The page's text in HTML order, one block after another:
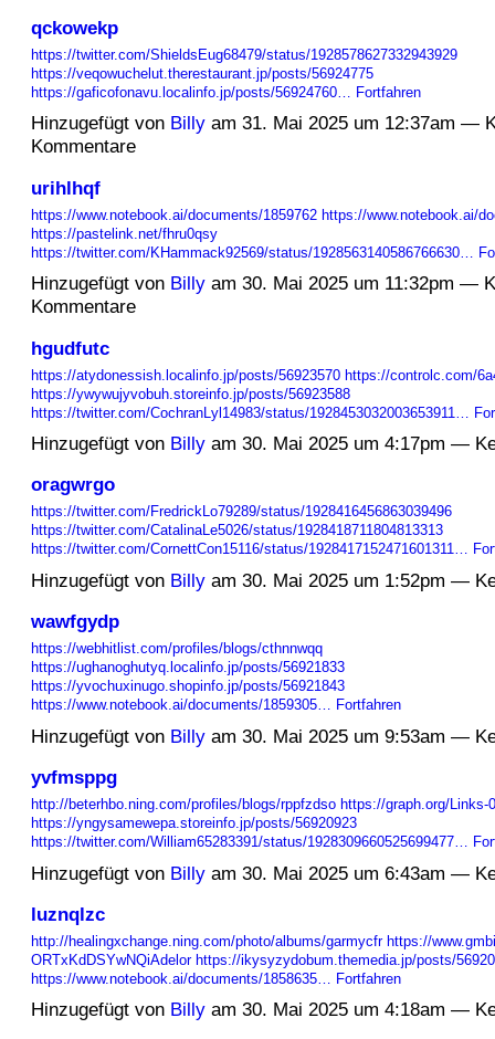
qckowekp
https://twitter.com/ShieldsEug68479/status/1928578627332943929
https://veqowuchelut.therestaurant.jp/posts/56924775
https://gaficofonavu.localinfo.jp/posts/56924760…
Fortfahren
Hinzugefügt von Billyam 31. Mai 2025 um 12:37am —
Kommentare
urihlhqf
https://www.notebook.ai/documents/1859762 https://www.notebook.ai/
https://pastelink.net/fhru0qsy
https://twitter.com/KHammack92569/status/1928563140586766630…
Hinzugefügt von Billyam 30. Mai 2025 um 11:32pm —
Kommentare
hgudfutc
https://atydonessish.localinfo.jp/posts/56923570 https://controlc.com/
https://ywywujyvobuh.storeinfo.jp/posts/56923588
https://twitter.com/CochranLyl14983/status/1928453032003653911…
Hinzugefügt von Billyam 30. Mai 2025 um 4:17pm —
oragwrgo
https://twitter.com/FredrickLo79289/status/1928416456863039496
https://twitter.com/CatalinaLe5026/status/1928418711804813313
https://twitter.com/CornettCon15116/status/1928417152471601311…
Hinzugefügt von Billyam 30. Mai 2025 um 1:52pm —
wawfgydp
https://webhitlist.com/profiles/blogs/cthnnwqq
https://ughanoghutyq.localinfo.jp/posts/56921833
https://yvochuxinugo.shopinfo.jp/posts/56921843
https://www.notebook.ai/documents/1859305… Fortfahren
Hinzugefügt von Billyam 30. Mai 2025 um 9:53am —
yvfmsppg
http://beterhbo.ning.com/profiles/blogs/rppfzdso https://graph.org/Links-
https://yngysamewepa.storeinfo.jp/posts/56920923
https://twitter.com/William65283391/status/1928309660525699477…
Hinzugefügt von Billyam 30. Mai 2025 um 6:43am —
luznqlzc
http://healingxchange.ning.com/photo/albums/garmycfr https://
ORTxKdDSYwNQiAdelor https://ikysyzydobum.themedia.jp/posts/
https://www.notebook.ai/documents/1858635… Fortfahren
Hinzugefügt von Billyam 30. Mai 2025 um 4:18am —